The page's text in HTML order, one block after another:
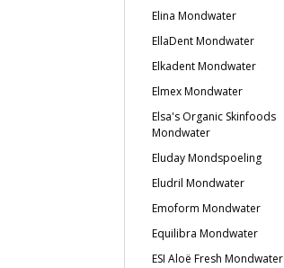
Elina Mondwater
EllaDent Mondwater
Elkadent Mondwater
Elmex Mondwater
Elsa's Organic Skinfoods
Mondwater
Eluday Mondspoeling
Eludril Mondwater
Emoform Mondwater
Equilibra Mondwater
ESI Aloë Fresh Mondwater